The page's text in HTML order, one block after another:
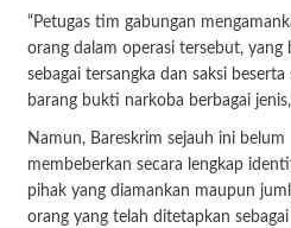
“Petugas tim gabungan
orang dalam operasi tersebut, yang
sebagai tersangka dan saksi beserta
barang bukti narkoba berbagai
Namun, Bareskrim sejauh ini belum
membeberkan secara lengkap
pihak yang diamankan maupun
orang yang telah ditetapkan sebagai